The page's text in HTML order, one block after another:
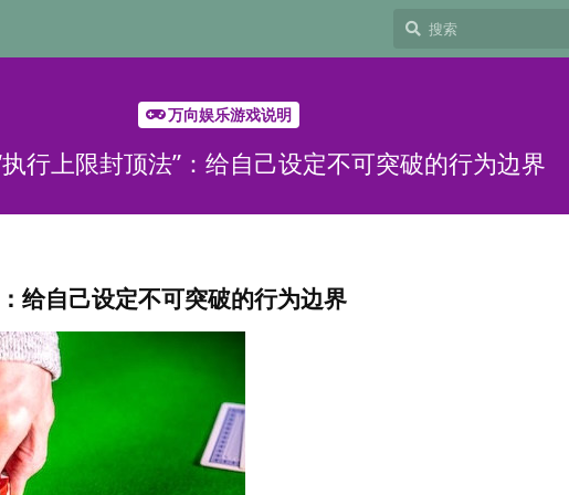
万向娱乐游戏说明
行上限封顶法”：给自己设定不可突破的行为边界
给自己设定不可突破的行为边界